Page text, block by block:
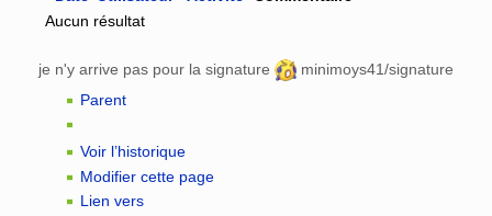
Aucun résultat
je n'y arrive pas pour la signature
minimoys41/signature
Parent
Voir l’historique
Modifier cette page
Lien vers